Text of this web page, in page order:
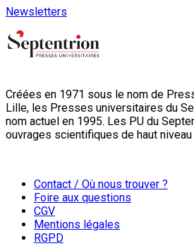
Newsletters
Créées en 1971 sous le nom de
Lille, les Presses universitaires du
nom actuel en 1995. Les PU du
ouvrages scientifiques de haut niveau
Contact / Où nous trouver ?
Foire aux questions
CGV
Mentions légales
RGPD